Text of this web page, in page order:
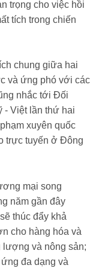
trọng cho việc hồi
tích trong chiến
chung giữa hai
và ứng phó với các
nhắc tới Đối
- Việt lần thứ hai
xuyên quốc
trực tuyến ở Đông
mại song
năm gần đây
thúc đẩy khả
cho hàng hóa và
lượng và nông sản;
đa dạng và